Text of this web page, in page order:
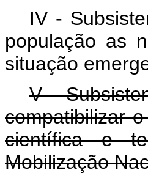
IV -
população as
situação
V -
compatibilizar
científica e
Mobilização